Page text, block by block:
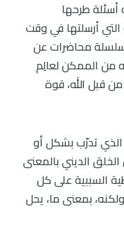
أسئلة طرحها
التي أرسلتها في وقت
محاضرات عن
من الممكن لعالِم
قبل الله، قوة
تدرّب بشكل أو
الديني بالمعنى
السببية على كل
بمعنى ما، يحل